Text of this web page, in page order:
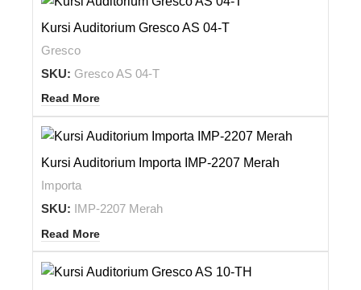
Kursi Auditorium Gresco AS 04-T
Gresco
SKU: Gresco AS 04-T
Read More
Kursi Auditorium Importa IMP-2207 Merah
Importa
SKU: IMP-2207 Merah
Read More